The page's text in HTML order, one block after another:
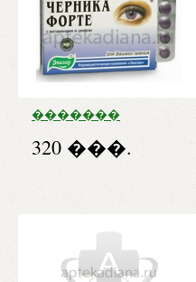
�������
������ ���.
320 ���.